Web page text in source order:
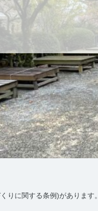
りに関する条例)があります。